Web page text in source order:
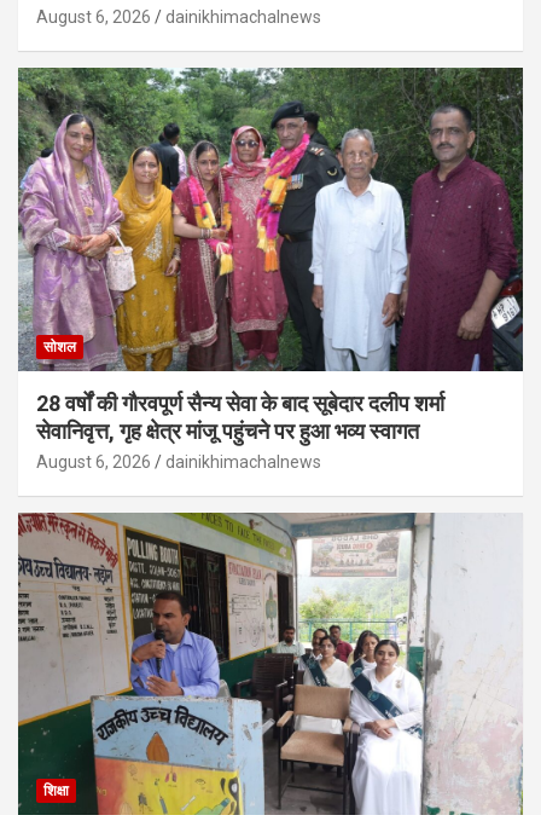
August 6, 2026 dainikhimachalnews
सोशल
28 वर्षों की गौरवपूर्ण सैन्य सेवा के बाद सूबेदार दलीप शर्मा
सेवानिवृत्त, गृह क्षेत्र मांजू पहुंचने पर हुआ भव्य स्वागत
August 6, 2026 dainikhimachalnews
शिक्षा